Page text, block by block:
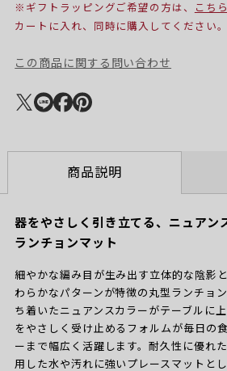
※ギフトラッピングご希望の方は、 こち
カートに入れ、同時に購入してください。
この商品に関する問い合わせ
商品説明
器をやさしく引き立てる、ニュアン
ランチョンマット
細やかな編み目が生み出す立体的な陰影
わらかなパターンが特徴の丸型ランチョ
ち着いたニュアンスカラーがテーブルに
をやさしく受け止めるフォルムが毎日の
ーまで幅広く活躍します。耐久性に優れ
用した水や汚れに強いプレースマットと